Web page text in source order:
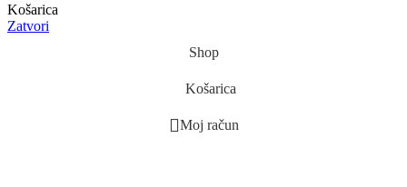
Košarica
Zatvori
Shop
Košarica
Moj račun